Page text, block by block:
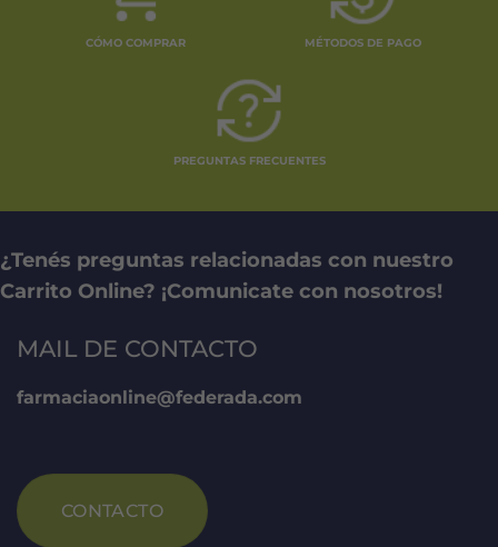
CÓMO COMPRAR MÉTODOS DE PAGO
PREGUNTAS FRECUENTES
¿Tenés preguntas relacionadas con nuestro
Carrito Online? ¡Comunicate con nosotros!
MAIL DE CONTACTO
farmaciaonline@federada.com
CONTACTO